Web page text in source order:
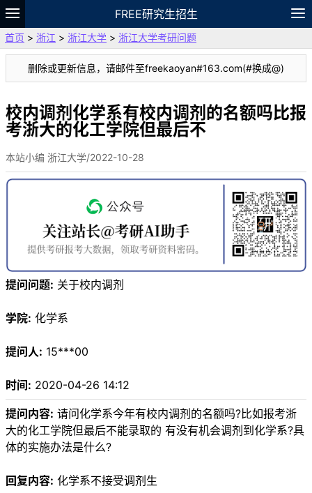
FREE研究生招生
题库
故事 专题 APP 笔记
VIP
资料
首页 > 浙江 > 浙江大学 > 浙江大学考研问题
删除或更新信息，请邮件至freekaoyan#163.com(#换成@)
校内调剂化学系有校内调剂的名额吗比报
考浙大的化工学院但最后不
本站小编 浙江大学/2022-10-28
提问问题: 关于校内调剂
学院: 化学系
提问人: 15***00
时间: 2020-04-26 14:12
提问内容: 请问化学系今年有校内调剂的名额吗?比如报考浙
大的化工学院但最后不能录取的 有没有机会调剂到化学系?具
体的实施办法是什么?
回复内容: 化学系不接受调剂生